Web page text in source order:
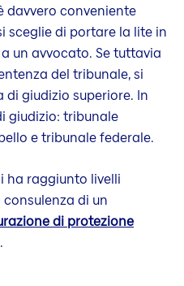
davvero conveniente
sceglie di portare la lite in
un avvocato. Se tuttavia
del tribunale, si
di giudizio superiore. In
giudizio: tribunale
e tribunale federale.
ha raggiunto livelli
di un
di protezione